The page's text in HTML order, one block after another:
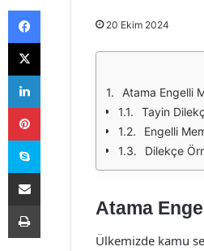
20 Ekim 2024
Atama Engelli
Tayin
Engelli
Dilekçe
Atama
Ülkemizde kamu
Facebook
X
LinkedIn
Pinterest
Skype
E-Posta ile paylaş